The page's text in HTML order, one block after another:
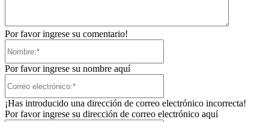
Por favor ingrese su comentario!
Por favor ingrese su nombre aquí
¡Has introducido una dirección de correo electrónico incorrecta!
Por favor ingrese su dirección de correo electrónico aquí